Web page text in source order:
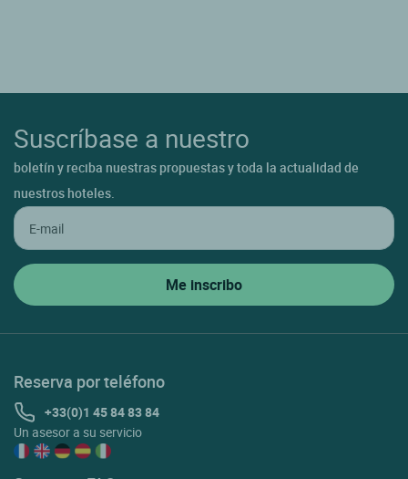
Suscríbase a nuestro
boletín y reciba nuestras propuestas y toda la actualidad de
nuestros hoteles.
Reserva por teléfono
+33(0)1 45 84 83 84
Un asesor a su servicio